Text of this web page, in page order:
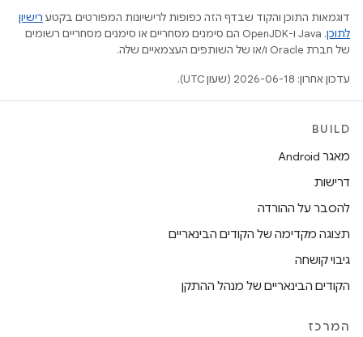
דוגמאות התוכן והקוד שבדף הזה כפופות לרישיונות המפורטים בקטע רישיון
לתוכן
.‏ Java ו-OpenJDK הם סימנים מסחריים או סימנים מסחריים רשומים
של חברת Oracle ו/או של השותפים העצמאיים שלה.
עדכון אחרון: 2026-06-18 (שעון UTC).
BUILD
מאגר Android
דרישות
להסבר על ההורדה
תצוגה מקדימה של הקודים הבינאריים
גיבוי קושחה
הקודים הבינאריים של מנהל ההתקן
המרכז